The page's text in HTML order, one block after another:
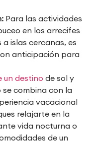
Para las actividades
en los arrecifes
islas cercanas, es
anticipación para
un destino de sol y
se combina con la
vacacional
relajarte en la
vida nocturna o
de un